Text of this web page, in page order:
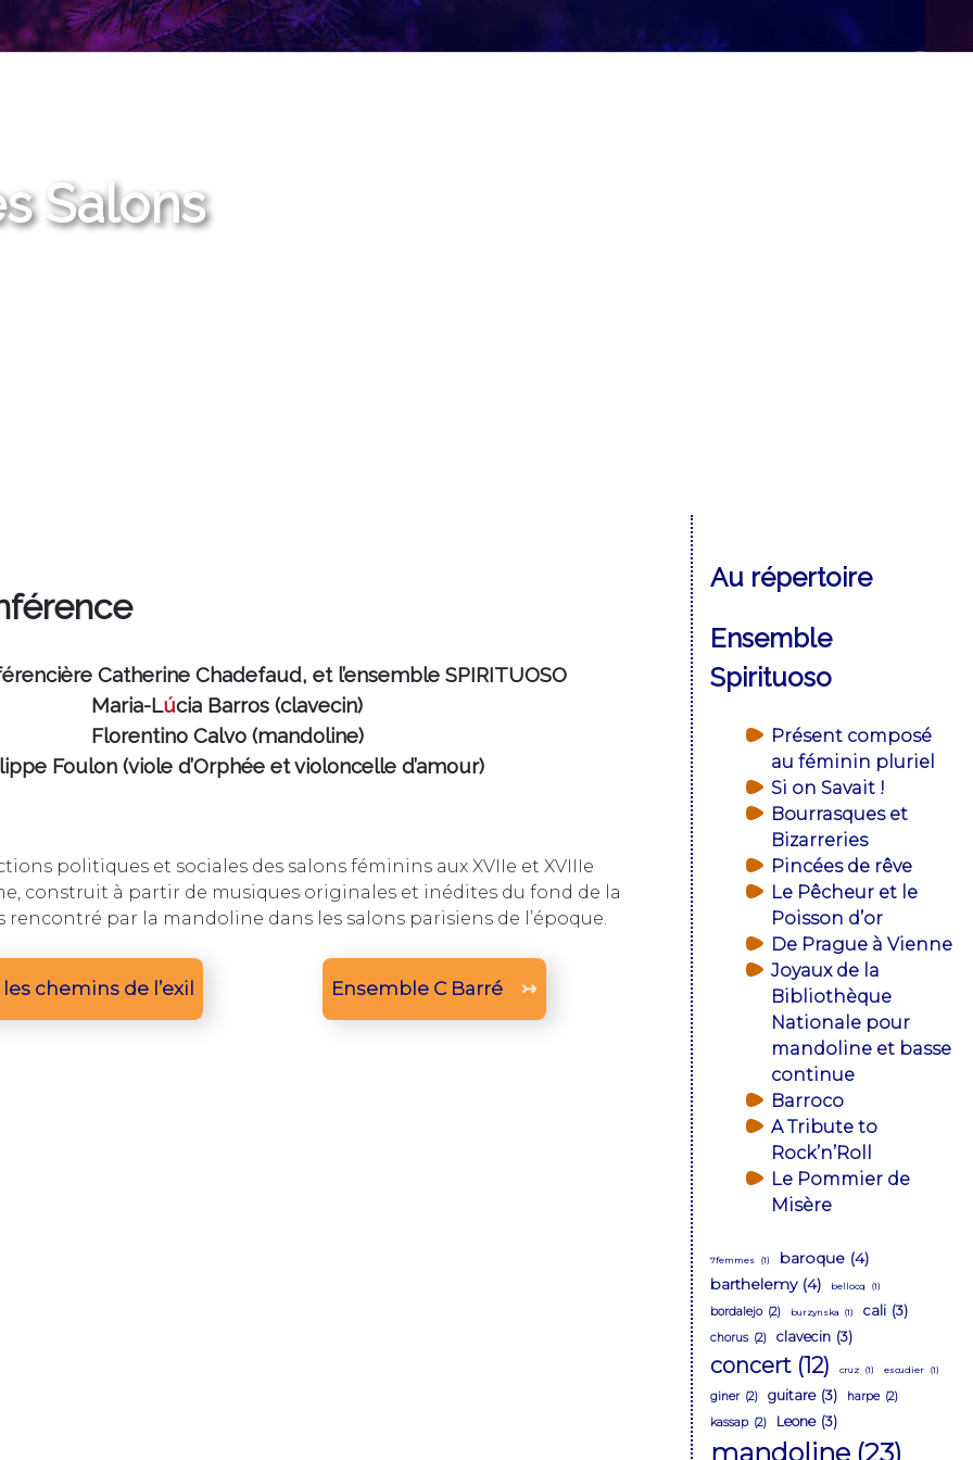
Salons
Catherine Chadefaud, et l’ensemble SPIRITUOSO
Maria-Lúcia Barros (clavecin)
Florentino Calvo (mandoline)
Foulon (viole d’Orphée et violoncelle d’amour)
politiques et sociales des salons féminins aux XVIIe et XVIIIe
construit à partir de musiques originales et inédites du fond de la
rencontré par la mandoline dans les salons parisiens de l’époque.
les chemins de l’exil Ensemble C Barré ↣
Au répertoire
Ensemble
Spirituoso
Présent composé
au féminin pluriel
Si on Savait !
Bourrasques et
Bizarreries
Pincées de rêve
Le Pêcheur et le
Poisson d’or
De Prague à Vienne
Joyaux de la
Bibliothèque
Nationale pour
mandoline et basse
continue
Barroco
A Tribute to
Rock’n’Roll
Le Pommier de
Misère
7femmes (1) baroque (4)
barthelemy (4) bellocq (1)
bordalejo (2) burzynska (1) cali (3)
chorus (2) clavecin (3)
concert (12) cruz (1) escudier (1)
giner (2) guitare (3) harpe (2)
kassap (2) Leone (3)
mandoline (23)